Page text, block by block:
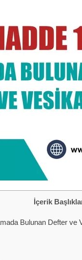
İçerik
Bulunan Defter ve